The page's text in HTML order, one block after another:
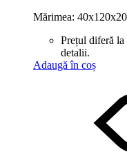
Mărimea:
Prețul diferă la
detalii.
Adaugă în coș